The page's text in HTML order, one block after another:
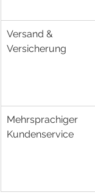
Versand &
Versicherung
Mehrsprachiger
Kundenservice